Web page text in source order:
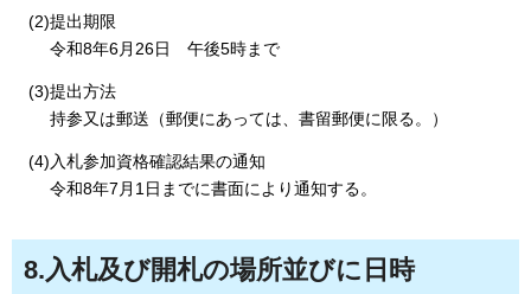
(2)提出期限​​​
令和8年6月26日
午後5時まで
(3)提出方法
持参又は郵送（郵便にあっては、書留郵便に限る。）
(4)入札参加資格確認結果の通知
令和8年7月1日までに書面により通知する。
8.入札及び開札の場所並びに日時